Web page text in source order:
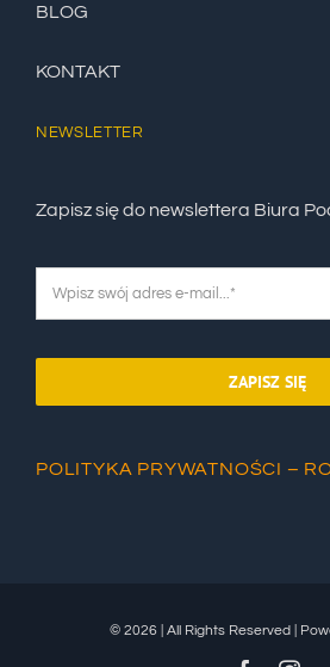
BLOG
KONTAKT
NEWSLETTER
Zapisz się do newslettera Biura
ZAPISZ SIĘ
POLITYKA PRYWATNOŚCI –
© 2026 | All Rights Reserved |